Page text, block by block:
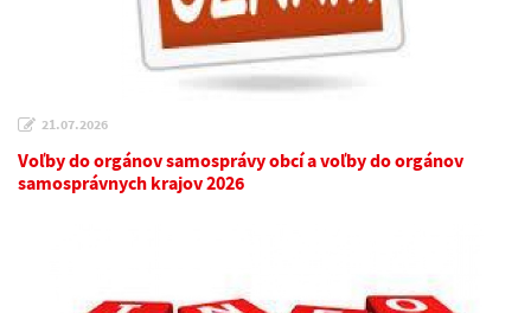
21.07.2026
Voľby do orgánov samosprávy obcí a voľby do orgánov
samosprávnych krajov 2026